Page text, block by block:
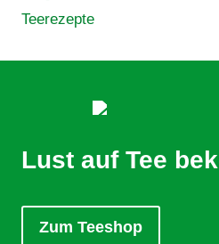
Teerezepte
Lust auf Tee
Zum Teeshop